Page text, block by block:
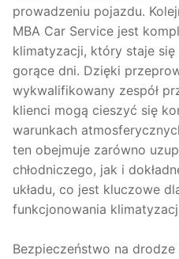
prowadzeniu pojazdu.
MBA Car Service jest
klimatyzacji, który staje się
gorące dni. Dzięki
wykwalifikowany zespół
klienci mogą cieszyć się
warunkach
ten obejmuje zarówno
chłodniczego, jak i
układu, co jest kluczowe
funkcjonowania
Bezpieczeństwo na